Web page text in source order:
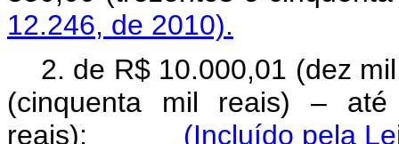
12.246, de 2010).
2. de R$ 10.000,01 (dez
(cinquenta mil reais) –
reais); (Incluído pela